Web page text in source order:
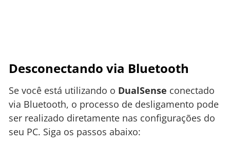
Desconectando via Bluetooth
Se você está utilizando o DualSense conectado
via Bluetooth, o processo de desligamento pode
ser realizado diretamente nas configurações do
seu PC. Siga os passos abaixo: